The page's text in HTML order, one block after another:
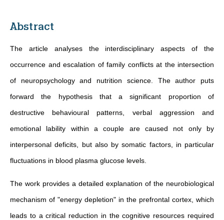
Abstract
The article analyses the interdisciplinary aspects of the
occurrence and escalation of family conflicts at the intersection
of neuropsychology and nutrition science. The author puts
forward the hypothesis that a significant proportion of
destructive behavioural patterns, verbal aggression and
emotional lability within a couple are caused not only by
interpersonal deficits, but also by somatic factors, in particular
fluctuations in blood plasma glucose levels.
The work provides a detailed explanation of the neurobiological
mechanism of "energy depletion" in the prefrontal cortex, which
leads to a critical reduction in the cognitive resources required